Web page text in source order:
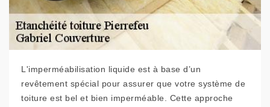
L'imperméabilisation liquide est à base d’un
revêtement spécial pour assurer que votre système de
toiture est bel et bien imperméable. Cette approche